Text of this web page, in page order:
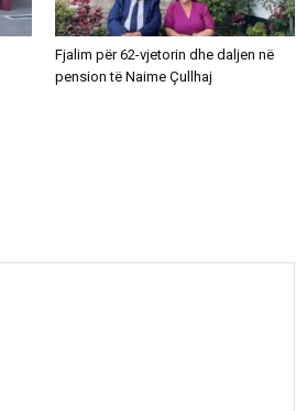
Fjalim për 62-vjetorin dhe daljen në
pension të Naime Çullhaj